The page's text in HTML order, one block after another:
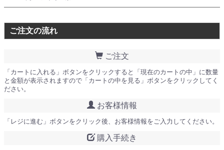
ご注文の流れ
ご注文
「カートに入れる」ボタンをクリックすると「現在のカートの中」に数量
と金額が表示されますので「カートの中を見る」ボタンをクリックしてく
ださい。
お客様情報
「レジに進む」ボタンをクリック後、お客様情報をご入力してください。
購入手続き